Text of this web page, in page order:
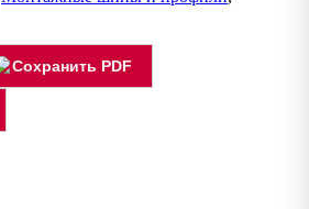
Сохранить PDF